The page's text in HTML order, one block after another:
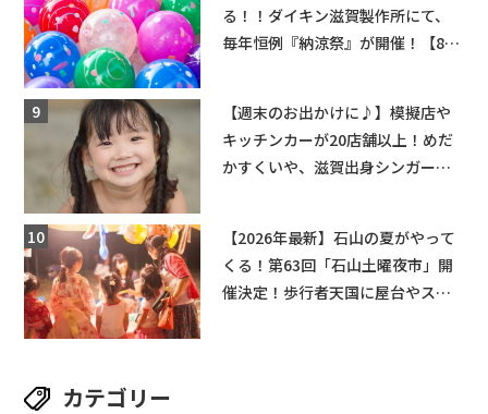
る！！ダイキン滋賀製作所にて、
毎年恒例『納涼祭』が開催！【8月
【週末のお出かけに♪】模擬店や
キッチンカーが20店舗以上！めだ
かすくいや、滋賀出身シンガーソ
【2026年最新】石山の夏がやって
くる！第63回「石山土曜夜市」開
催決定！歩行者天国に屋台やステ
カテゴリー